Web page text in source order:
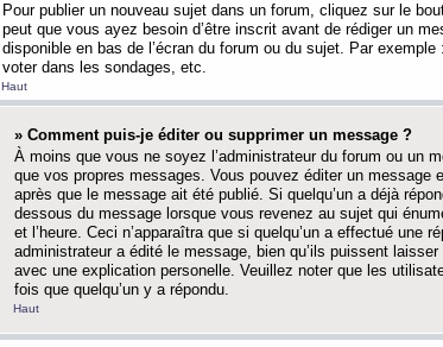
Pour publier un nouveau sujet dans un forum, cliquez sur le
peut que vous ayez besoin d’être inscrit avant de rédiger un
disponible en bas de l’écran du forum ou du sujet. Par
voter dans les sondages, etc.
Haut
» Comment puis-je éditer ou supprimer un message ?
À moins que vous ne soyez l’administrateur du forum ou un
que vos propres messages. Vous pouvez éditer un
après que le message ait été publié. Si quelqu’un a déjà
dessous du message lorsque vous revenez au sujet qui
et l’heure. Ceci n’apparaîtra que si quelqu’un a effectué une
administrateur a édité le message, bien qu’ils puissent
avec une explication personelle. Veuillez noter que les
fois que quelqu’un y a répondu.
Haut